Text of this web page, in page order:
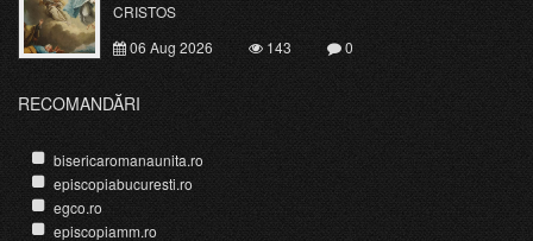
CRISTOS
06 Aug 2026
143 0
RECOMANDĂRI
bisericaromanaunita.ro
episcopiabucuresti.ro
egco.ro
episcopiamm.ro